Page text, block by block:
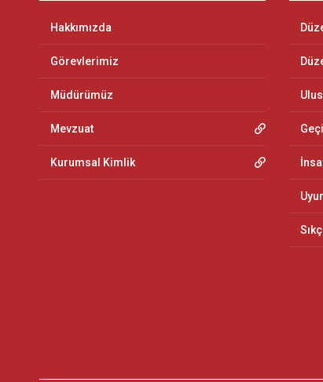
Hakkımızda
Görevlerimiz
Müdürümüz
Mevzuat
Kurumsal Kimlik